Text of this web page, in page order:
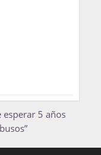
esperar 5 años